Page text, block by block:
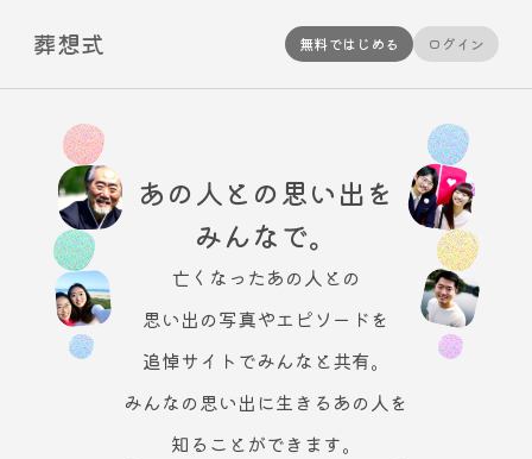
葬想式 無料ではじめる ログイン
あの人との思い出を
みんなで。
亡くなったあの人との
思い出の写真やエピソードを
追悼サイトでみんなと共有。
みんなの思い出に生きるあの人を
知ることができます。